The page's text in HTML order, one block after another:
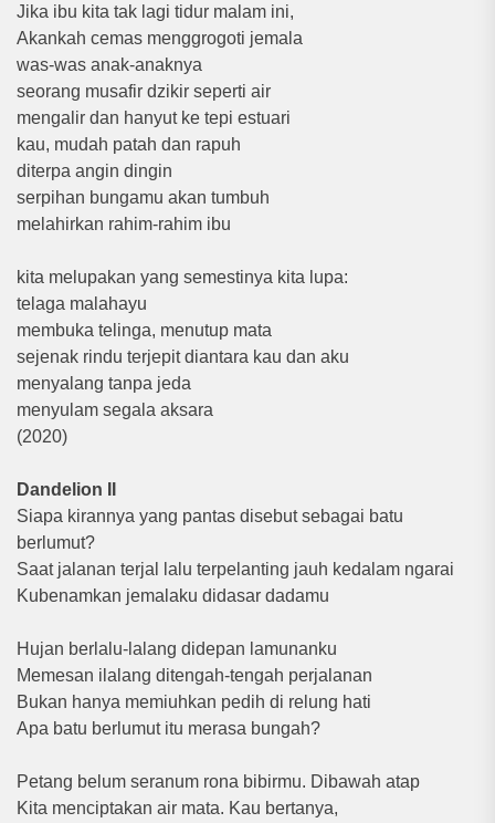
Jika ibu kita tak lagi tidur malam ini,
Akankah cemas menggrogoti jemala
was-was anak-anaknya
seorang musafir dzikir seperti air
mengalir dan hanyut ke tepi estuari
kau, mudah patah dan rapuh
diterpa angin dingin
serpihan bungamu akan tumbuh
melahirkan rahim-rahim ibu
kita melupakan yang semestinya kita lupa:
telaga malahayu
membuka telinga, menutup mata
sejenak rindu terjepit diantara kau dan aku
menyalang tanpa jeda
menyulam segala aksara
(2020)
Dandelion II
Siapa kirannya yang pantas disebut sebagai batu
berlumut?
Saat jalanan terjal lalu terpelanting jauh kedalam ngarai
Kubenamkan jemalaku didasar dadamu
Hujan berlalu-lalang didepan lamunanku
Memesan ilalang ditengah-tengah perjalanan
Bukan hanya memiuhkan pedih di relung hati
Apa batu berlumut itu merasa bungah?
Petang belum seranum rona bibirmu. Dibawah atap
Kita menciptakan air mata. Kau bertanya,